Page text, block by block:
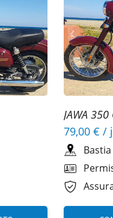
JAWA 350
79,00 € /
Bastia